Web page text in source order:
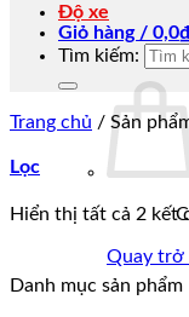
Giỏ hàng / 0,0
Quay trở
Độ xe
Tìm kiếm:
Trang chủ / Sản
Lọc
Hiển thị tất cả 2 kết
Danh mục sản phẩm